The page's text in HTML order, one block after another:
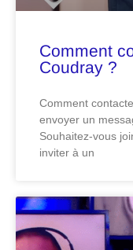
Comment
Coudray ?
Comment
envoyer un
Souhaitez-vous
inviter à un